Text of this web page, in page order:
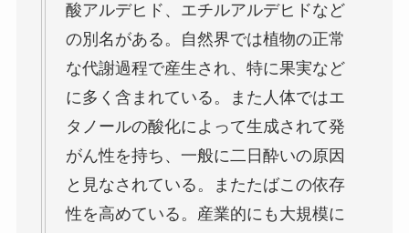
酸アルデヒド、エチルアルデヒドなど
の別名がある。自然界では植物の正常
な代謝過程で産生され、特に果実など
に多く含まれている。また人体ではエ
タノールの酸化によって生成されて発
がん性を持ち、一般に二日酔いの原因
と見なされている。またたばこの依存
性を高めている。産業的にも大規模に